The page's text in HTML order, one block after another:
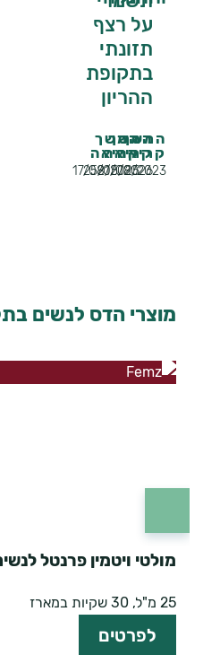
21/08/2023
המשך
קריאה
25/05/2026
על רצף
תזונתי
בתקופת
ההריון
המשך
קריאה
17/08/2025
המשך
קריאה
מוצרי הדס לנשים
מולטי ויטמין פרנטל
25 מ"ל, 30 שקיות במארז
לפרטים